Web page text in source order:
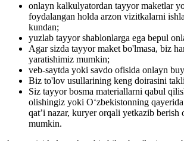
onlayn kalkulyatordan tayyor maketlar
foydalangan holda arzon vizitkalarni
kundan;
yuzlab tayyor shablonlarga ega bepul
Agar sizda tayyor maket bo'lmasa, biz
yaratishimiz mumkin;
veb-saytda yoki savdo ofisida onlayn
Biz to'lov usullarining keng doirasini
Siz tayyor bosma materiallarni qabul
olishingiz yoki O‘zbekistonning
qat’i nazar, kuryer orqali yetkazib
mumkin.